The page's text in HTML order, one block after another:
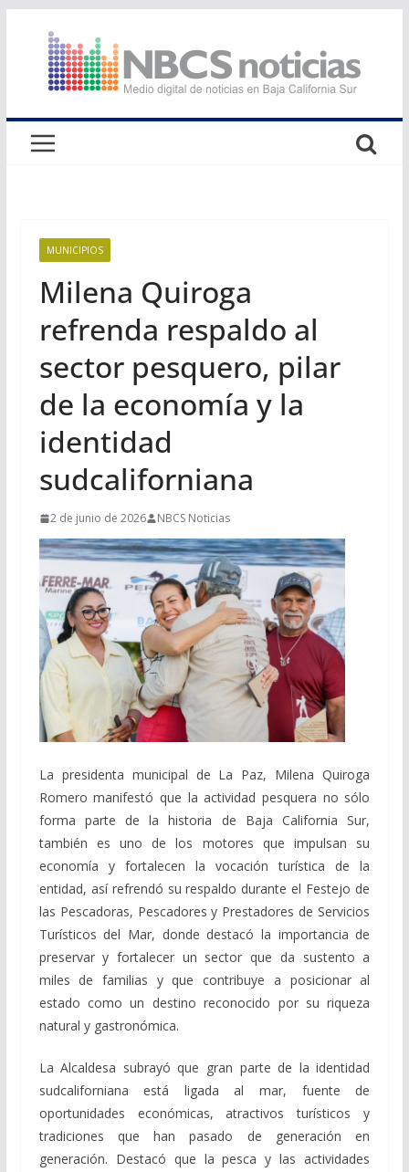
contenido
MUNICIPIOS
Milena Quiroga
refrenda respaldo al
sector pesquero, pilar
de la economía y la
identidad
sudcaliforniana
2 de junio de 2026 NBCS Noticias
La presidenta municipal de La Paz, Milena Quiroga
Romero manifestó que la actividad pesquera no sólo
forma parte de la historia de Baja California Sur,
también es uno de los motores que impulsan su
economía y fortalecen la vocación turística de la
entidad, así refrendó su respaldo durante el Festejo de
las Pescadoras, Pescadores y Prestadores de Servicios
Turísticos del Mar, donde destacó la importancia de
preservar y fortalecer un sector que da sustento a
miles de familias y que contribuye a posicionar al
estado como un destino reconocido por su riqueza
natural y gastronómica.
La Alcaldesa subrayó que gran parte de la identidad
sudcaliforniana está ligada al mar, fuente de
oportunidades económicas, atractivos turísticos y
tradiciones que han pasado de generación en
generación. Destacó que la pesca y las actividades